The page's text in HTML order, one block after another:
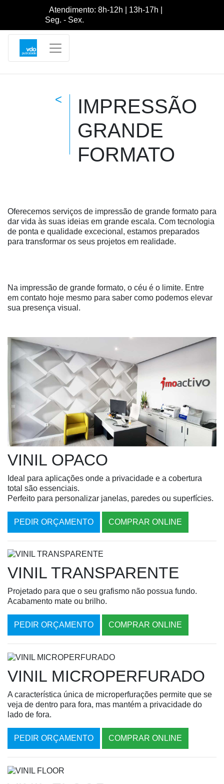
Atendimento: 8h-12h | 13h-17h |
Seg. - Sex.
<
IMPRESSÃO
GRANDE
FORMATO
Oferecemos serviços de impressão de grande formato para
dar vida às suas ideias em grande escala. Com tecnologia
de ponta e qualidade excecional, estamos preparados
para transformar os seus projetos em realidade.
Na impressão de grande formato, o céu é o limite. Entre
em contato hoje mesmo para saber como podemos elevar
sua presença visual.
VINIL OPACO
Ideal para aplicações onde a privacidade e a cobertura
total são essenciais.
Perfeito para personalizar janelas, paredes ou superfícies.
PEDIR ORÇAMENTO COMPRAR ONLINE
VINIL TRANSPARENTE
Projetado para que o seu grafismo não possua fundo.
Acabamento mate ou brilho.
PEDIR ORÇAMENTO COMPRAR ONLINE
VINIL MICROPERFURADO
A característica única de microperfurações permite que se
veja de dentro para fora, mas mantém a privacidade do
lado de fora.
PEDIR ORÇAMENTO COMPRAR ONLINE